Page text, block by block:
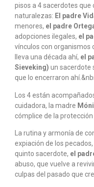
pisos a 4 sacerdotes
naturalezas: El padre
menores, el padre
adopciones ilegales, el
vínculos con organismos
lleva una década ahí, el
Sieveking) un sacerdote
que lo encerraron
Los 4 están
cuidadora, la madre
cómplice de la
La rutina y armonía de
expiación de los
quinto sacerdote, el
abuso, que vuelve a
culpas del pasado que